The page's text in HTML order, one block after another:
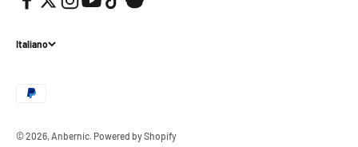
Italiano
© 2026, Anbernic. Powered by Shopify